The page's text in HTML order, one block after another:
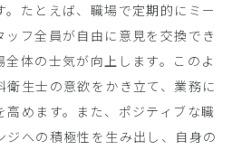
。たとえば、職場で定期的にミー
フ全員が自由に意見を交換でき
全体の士気が向上します。このよ
衛生士の意欲をかき立て、業務に
めます。また、ポジティブな職
ジへの積極性を生み出し、自身の